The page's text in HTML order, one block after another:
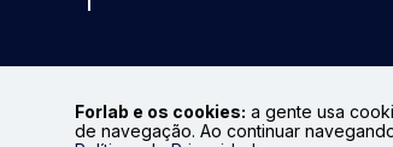
Forlab e os cookies: a gente usa
de navegação. Ao continuar
reservados. Proibida reprodução total ou